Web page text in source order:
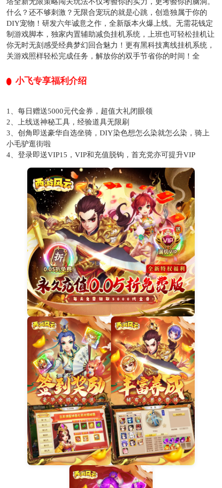
什么？还不够刺激？无限合宠玩的就是心跳，创造独属于你的
DIY宠物！研发六年诚意之作，全新版本火爆上线。无需花钱定
制游戏脚本，独家内置辅助减负挂机系统，上班也可轻松挂机让
你无时无刻感受经典梦幻回合魅力！更有黑科技离线挂机系统，
关游戏照样轻松完成任务，解放你的双手节省你的时间！全
小飞专享福利介绍
1、每日赠送5000元代金券，超值大礼闭眼领
2、上线送神秘工具，经验道具无限刷
3、创角即送豪华自选坐骑，DIY染色想怎么染就怎么染，骑上
小毛驴逛街啦
4、登录即送VIP15，VIP和充值脱钩，首充党亦可提升VIP